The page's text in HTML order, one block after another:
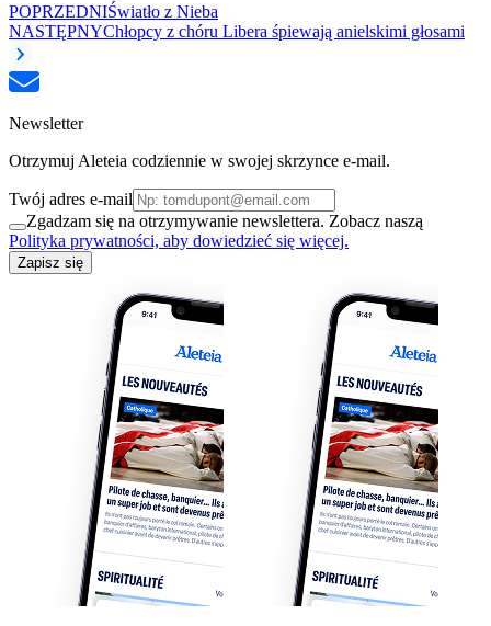
POPRZEDNIŚwiatło z Nieba
NASTĘPNYChłopcy z chóru Libera śpiewają anielskimi głosami
Newsletter
Otrzymuj Aleteia codziennie w swojej skrzynce e-mail.
Twój adres e-mail
Zgadzam się na otrzymywanie newslettera. Zobacz naszą
Polityka prywatności, aby dowiedzieć się więcej.
Zapisz się